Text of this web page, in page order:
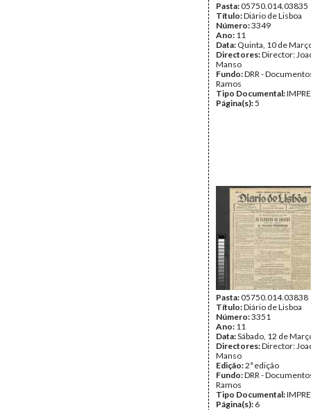
Pasta:05750.014.03835
Título:Diário de Lisboa
Número:3349
Ano: 11
Data: Quinta, 10 de
Directores:Director:
Manso
Fundo:DRR -
Ramos
Tipo Documental:
Página(s):5
Pasta:05750.014.03838
Título:Diário de Lisboa
Número:3351
Ano: 11
Data:Sábado, 12 de
Directores:Director:
Manso
Edição:2ª edição
Fundo:DRR -
Ramos
Tipo Documental:
Página(s): 6